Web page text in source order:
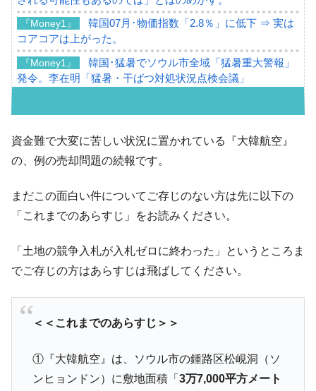
『Money1』
韓国07月･物価指数「2.8％」に低下 ⇒ 実は
コアコアは上がった。
『Money1』
韓国･猛暑でソウル市全域「猛暑重大警報」
発令。李在明「猛暑・干ばつ対処状況点検会議」
07月販売台数は去年のほぼ半分「71台」しか売れなかっ
た。『起亜』は9台だけ
『Money1』
韓国「信用赦免を何回やっても、何回やっ
『Money1』
韓国K9専用砲弾･装薬自動供給装甲車両･珍
兵器「K10」が改良に乗り出す。
『Money1』
韓国「2026年07月の輸出入」絶好調。半導
体だけで410億ドル、輸出全体の41％もある
や、若者に起業させよう」⇒ どんな雇用対策だソレ。
『Money1』
【韓国の外貨準備】2026年07月は4,279億ド
『Money1』
韓国「ここは北朝鮮なのか。選管がサーバ
ーにウソのデータを入力したのは明白だ」
資金難で大変に苦しい状況に置かれている『大韓航空』
の、例の売却問題の続報です。
まだこの面白い件についてご存じのない方は先に以下の
「これまでのあらすじ」をお読みください。
「土地の競争入札が入札ゼロに終わった」というところま
でご存じの方はあらすじは飛ばしてください。
＜＜これまでのあらすじ＞＞
①『大韓航空』は、ソウル市の鍾路区松峴洞（ソ
ンヒョンドン）に敷地面積「 3万7,000平方メート